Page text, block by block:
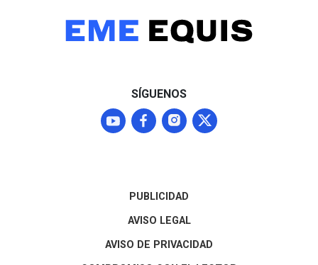
SÍGUENOS
PUBLICIDAD
AVISO LEGAL
AVISO DE PRIVACIDAD